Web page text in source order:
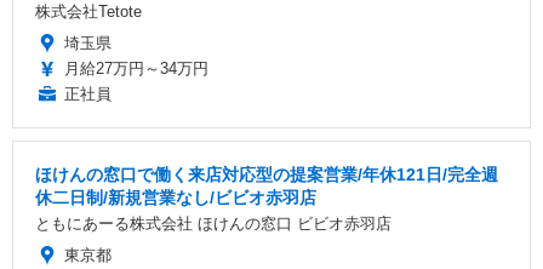
株式会社Tetote
埼玉県
月給27万円～34万円
正社員
ほけんの窓口で働く来店対応型の提案営業/年休121日/完全週
休二日制/新規営業なし/ビビオ赤羽店
ともにあーる株式会社 ほけんの窓口 ビビオ赤羽店
東京都